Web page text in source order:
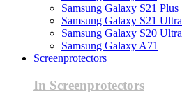
Samsung Galaxy S21 Plus
Samsung Galaxy S21 Ultra
Samsung Galaxy S20 Ultra
Samsung Galaxy A71
Screenprotectors
In Screenprotectors